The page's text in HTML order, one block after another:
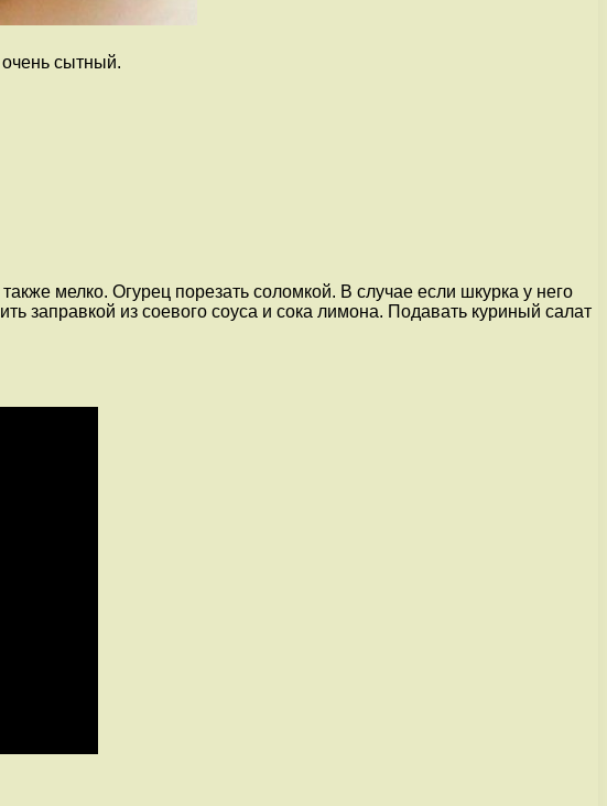
сытный.
мелко. Огурец порезать соломкой. В случае если шкурка у него
заправкой из соевого соуса и сока лимона. Подавать куриный салат